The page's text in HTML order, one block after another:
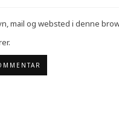
mail og websted i denne